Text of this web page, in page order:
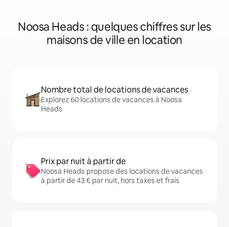
Noosa Heads : quelques chiffres sur les
maisons de ville en location
Nombre total de locations de vacances
Explorez 60 locations de vacances à Noosa
Heads
Prix par nuit à partir de
Noosa Heads propose des locations de vacances
à partir de 43 € par nuit, hors taxes et frais